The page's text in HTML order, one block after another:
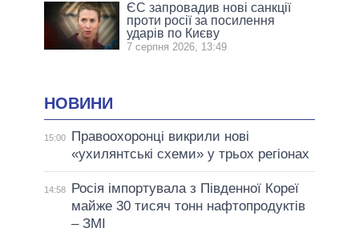
ЄС запровадив нові санкції
проти росії за посилення
ударів по Києву
7 серпня 2026, 13:49
НОВИНИ
15:00
Правоохоронці викрили нові
«ухилянтські схеми» у трьох регіонах
14:58
Росія імпортувала з Південної Кореї
майже 30 тисяч тонн нафтопродуктів
– ЗМІ